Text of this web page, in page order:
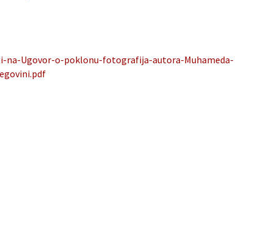
na-Ugovor-o-poklonu-fotografija-autora-Muhameda-